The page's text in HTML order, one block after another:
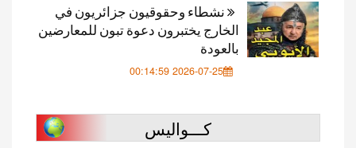
نشطاء وحقوقيون جزائريون في
الخارج يختبرون دعوة تبون للمعارضين
بالعودة
2026-07-25 00:14:59
كـــواليس